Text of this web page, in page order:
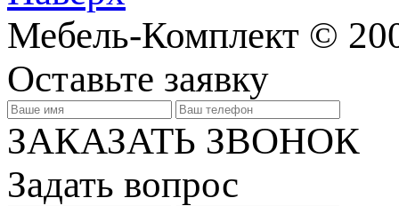
Мебель-Комплект ©
Оставьте заявку
ЗАКАЗАТЬ ЗВОНОК
Задать вопрос